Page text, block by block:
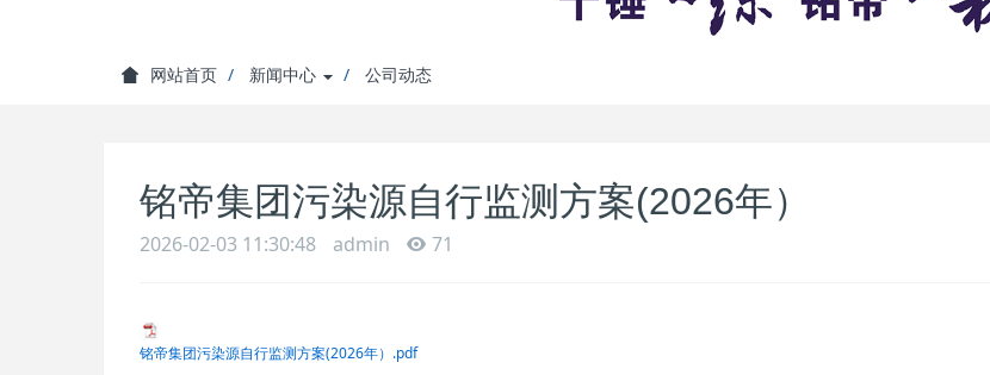
网站首页 新闻中心 公司动态
铭帝集团污染源自行监测方案(2026年）
2026-02-03 11:30:48 admin 71
铭帝集团污染源自行监测方案(2026年）.pdf